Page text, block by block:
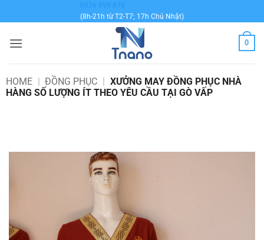
qua
dung
0936 999 878
(8h-21h từ T2-T7; 17h Chủ Nhật)
0
HOME | ĐỒNG PHỤC | XƯỞNG MAY ĐỒNG PHỤC NHÀ
HÀNG SỐ LƯỢNG ÍT THEO YÊU CẦU TẠI GÒ VẤP